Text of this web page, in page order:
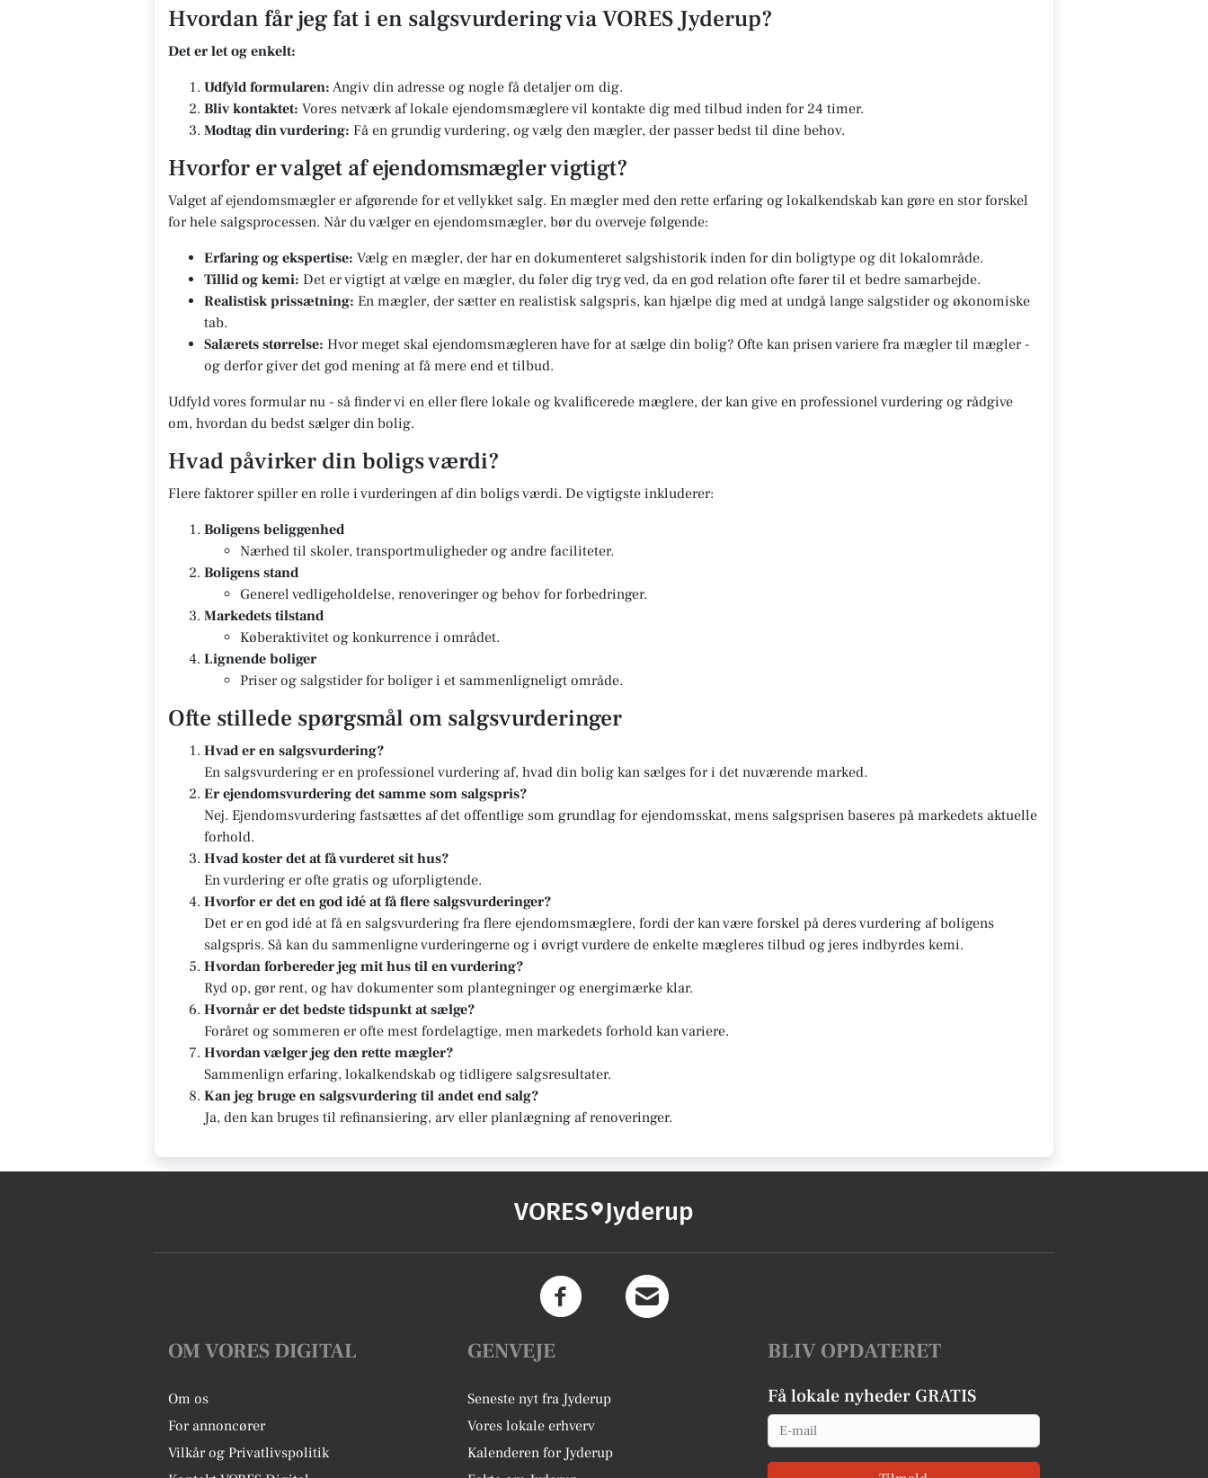
Hvordan får jeg fat i en salgsvurdering via VORES Jyderup?
Det er let og enkelt:
Udfyld formularen: Angiv din adresse og nogle få detaljer om dig.
Bliv kontaktet: Vores netværk af lokale ejendomsmæglere vil kontakte dig med tilbud inden for 24 timer.
Modtag din vurdering: Få en grundig vurdering, og vælg den mægler, der passer bedst til dine behov.
Hvorfor er valget af ejendomsmægler vigtigt?
Valget af ejendomsmægler er afgørende for et vellykket salg. En mægler med den rette erfaring og lokalkendskab kan gøre en stor forskel
for hele salgsprocessen. Når du vælger en ejendomsmægler, bør du overveje følgende:
Erfaring og ekspertise: Vælg en mægler, der har en dokumenteret salgshistorik inden for din boligtype og dit lokalområde.
Tillid og kemi: Det er vigtigt at vælge en mægler, du føler dig tryg ved, da en god relation ofte fører til et bedre samarbejde.
Realistisk prissætning: En mægler, der sætter en realistisk salgspris, kan hjælpe dig med at undgå lange salgstider og økonomiske
tab.
Salærets størrelse: Hvor meget skal ejendomsmægleren have for at sælge din bolig? Ofte kan prisen variere fra mægler til mægler -
og derfor giver det god mening at få mere end et tilbud.
Udfyld vores formular nu - så finder vi en eller flere lokale og kvalificerede mæglere, der kan give en professionel vurdering og rådgive
om, hvordan du bedst sælger din bolig.
Hvad påvirker din boligs værdi?
Flere faktorer spiller en rolle i vurderingen af din boligs værdi. De vigtigste inkluderer:
Boligens beliggenhed
Nærhed til skoler, transportmuligheder og andre faciliteter.
Boligens stand
Generel vedligeholdelse, renoveringer og behov for forbedringer.
Markedets tilstand
Køberaktivitet og konkurrence i området.
Lignende boliger
Priser og salgstider for boliger i et sammenligneligt område.
Ofte stillede spørgsmål om salgsvurderinger
Hvad er en salgsvurdering?
En salgsvurdering er en professionel vurdering af, hvad din bolig kan sælges for i det nuværende marked.
Er ejendomsvurdering det samme som salgspris?
Nej. Ejendomsvurdering fastsættes af det offentlige som grundlag for ejendomsskat, mens salgsprisen baseres på markedets aktuelle
forhold.
Hvad koster det at få vurderet sit hus?
En vurdering er ofte gratis og uforpligtende.
Hvorfor er det en god idé at få flere salgsvurderinger?
Det er en god idé at få en salgsvurdering fra flere ejendomsmæglere, fordi der kan være forskel på deres vurdering af boligens
salgspris. Så kan du sammenligne vurderingerne og i øvrigt vurdere de enkelte mægleres tilbud og jeres indbyrdes kemi.
Hvordan forbereder jeg mit hus til en vurdering?
Ryd op, gør rent, og hav dokumenter som plantegninger og energimærke klar.
Hvornår er det bedste tidspunkt at sælge?
Foråret og sommeren er ofte mest fordelagtige, men markedets forhold kan variere.
Hvordan vælger jeg den rette mægler?
Sammenlign erfaring, lokalkendskab og tidligere salgsresultater.
Kan jeg bruge en salgsvurdering til andet end salg?
Ja, den kan bruges til refinansiering, arv eller planlægning af renoveringer.
VORES Jyderup
OM VORES DIGITAL
Om os
For annoncører
Vilkår og Privatlivspolitik
GENVEJE
Seneste nyt fra Jyderup
Vores lokale erhverv
Kalenderen for Jyderup
BLIV OPDATERET
Få lokale nyheder GRATIS
Email